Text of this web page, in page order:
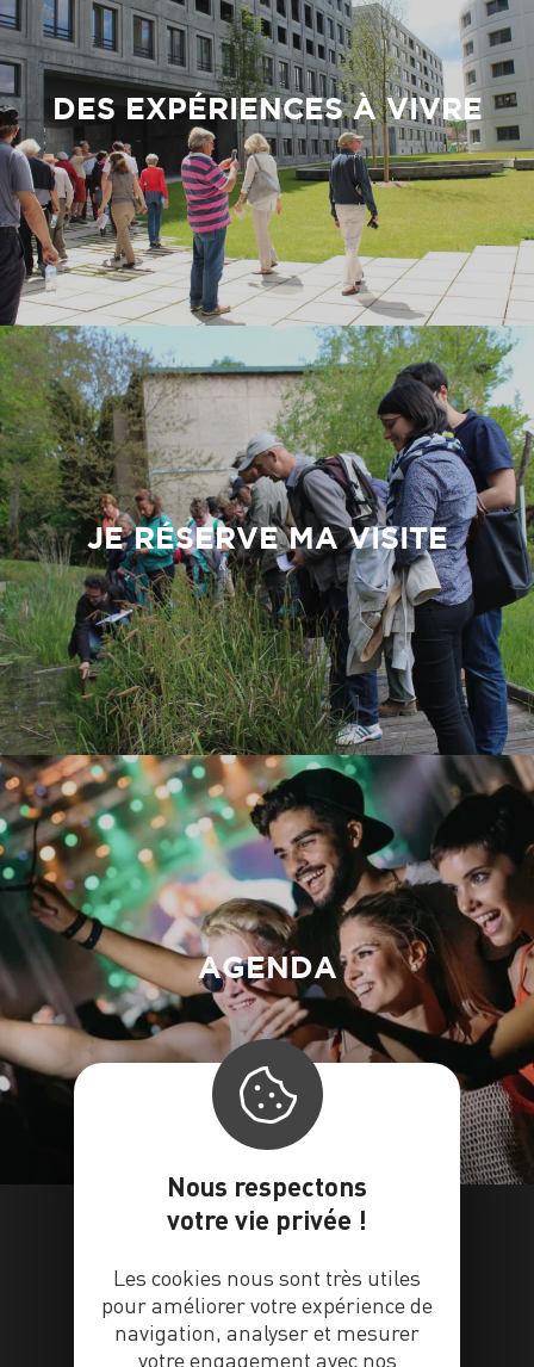
DES EXPÉRIENCES À VIVRE
JE RÉSERVE MA VISITE
AGENDA
Nous respectons
votre vie privée !
Les cookies nous sont très utiles
pour améliorer votre expérience de
navigation, analyser et mesurer
votre engagement avec nos